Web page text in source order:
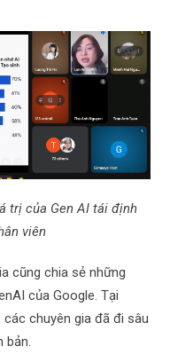
trị của Gen AI tái định
viên
cũng chia sẻ những
của Google. Tại
các chuyên gia đã đi sâu
bản.